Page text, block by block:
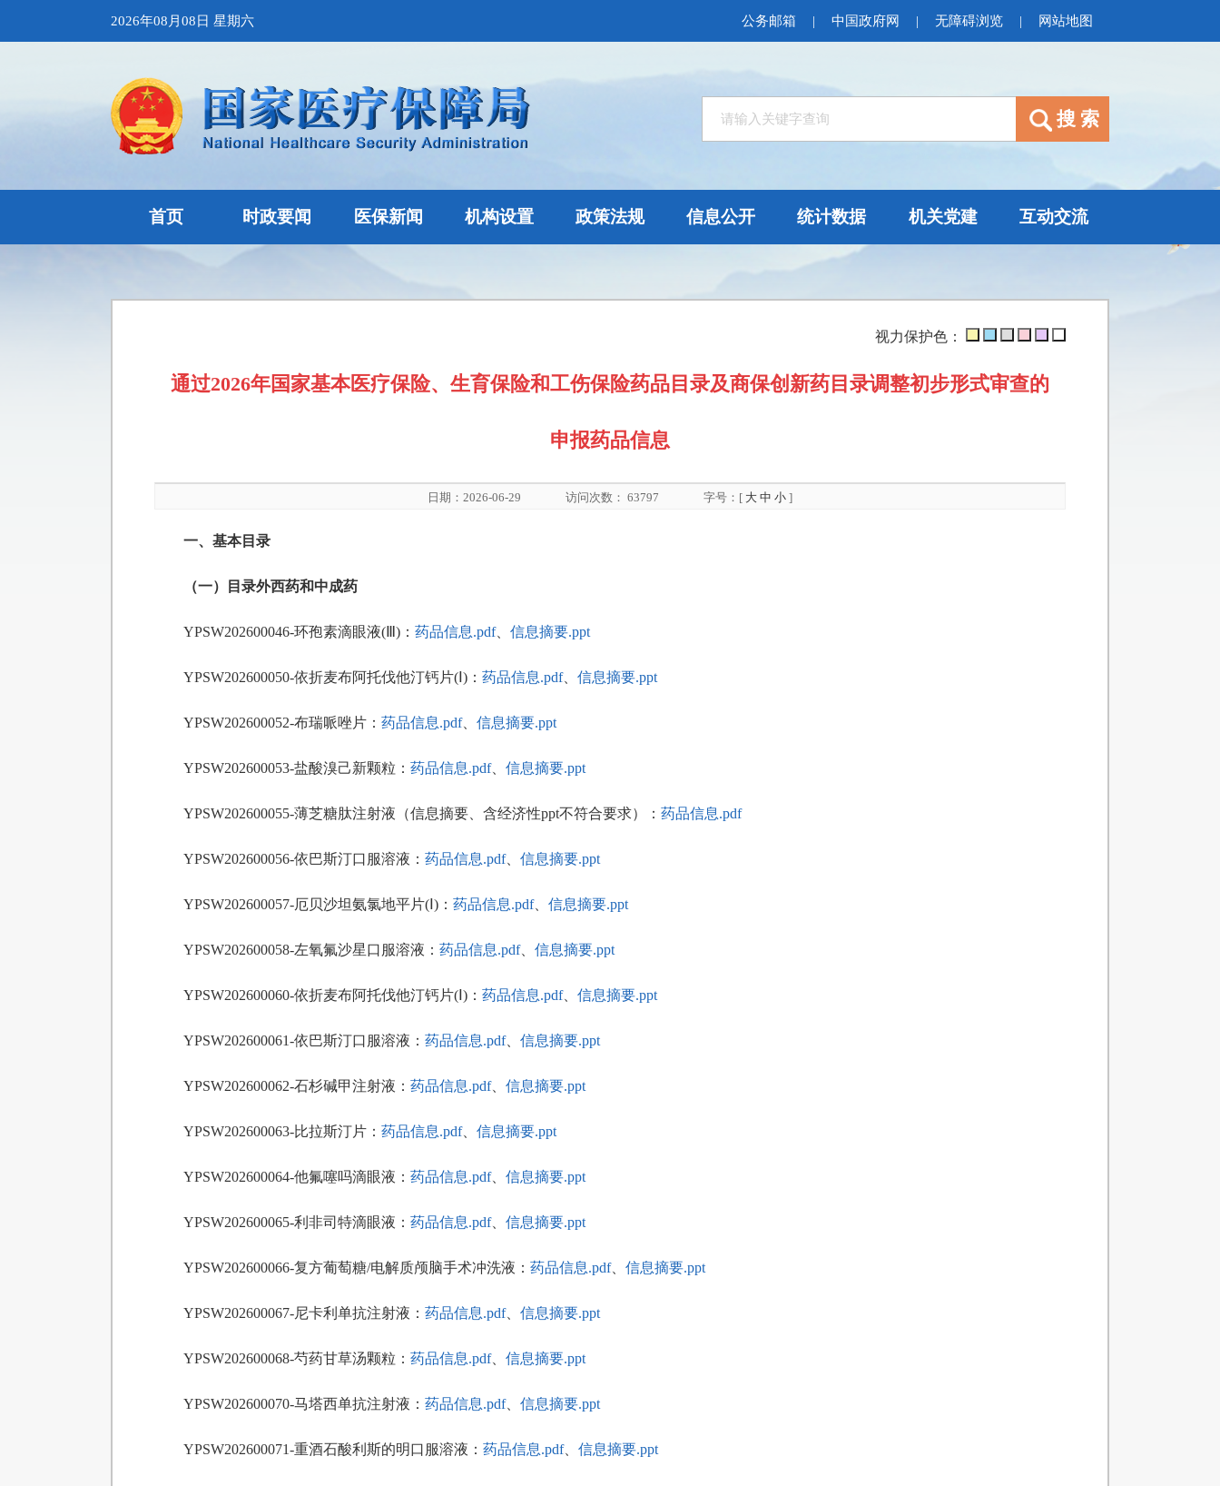
2026年08月08日 星期六 公务邮箱 | 中国政府网 | 无障碍浏览 | 网站地图
首页 时政要闻 医保新闻 机构设置 政策法规 信息公开 统计数据 机关党建 互动交流
视力保护色：
通过2026年国家基本医疗保险、生育保险和工伤保险药品目录及商保创新药目录调整初步形式审查的
申报药品信息
日期：2026-06-29 访问次数： 63797 字号：[ 大 中 小]
一、基本目录
（一）目录外西药和中成药
YPSW202600046-环孢素滴眼液(Ⅲ)： 药品信息.pdf、 信息摘要.ppt
YPSW202600050-依折麦布阿托伐他汀钙片(Ⅰ)： 药品信息.pdf、 信息摘要.ppt
YPSW202600052-布瑞哌唑片： 药品信息.pdf、 信息摘要.ppt
YPSW202600053-盐酸溴己新颗粒： 药品信息.pdf、 信息摘要.ppt
YPSW202600055-薄芝糖肽注射液（信息摘要、含经济性ppt不符合要求）： 药品信息.pdf
YPSW202600056-依巴斯汀口服溶液： 药品信息.pdf、 信息摘要.ppt
YPSW202600057-厄贝沙坦氨氯地平片(Ⅰ)： 药品信息.pdf、 信息摘要.ppt
YPSW202600058-左氧氟沙星口服溶液： 药品信息.pdf、 信息摘要.ppt
YPSW202600060-依折麦布阿托伐他汀钙片(Ⅰ)： 药品信息.pdf、 信息摘要.ppt
YPSW202600061-依巴斯汀口服溶液： 药品信息.pdf、 信息摘要.ppt
YPSW202600062-石杉碱甲注射液： 药品信息.pdf、 信息摘要.ppt
YPSW202600063-比拉斯汀片： 药品信息.pdf、 信息摘要.ppt
YPSW202600064-他氟噻吗滴眼液： 药品信息.pdf、 信息摘要.ppt
YPSW202600065-利非司特滴眼液： 药品信息.pdf、 信息摘要.ppt
YPSW202600066-复方葡萄糖/电解质颅脑手术冲洗液： 药品信息.pdf、 信息摘要.ppt
YPSW202600067-尼卡利单抗注射液： 药品信息.pdf、 信息摘要.ppt
YPSW202600068-芍药甘草汤颗粒： 药品信息.pdf、 信息摘要.ppt
YPSW202600070-马塔西单抗注射液： 药品信息.pdf、 信息摘要.ppt
YPSW202600071-重酒石酸利斯的明口服溶液： 药品信息.pdf、 信息摘要.ppt